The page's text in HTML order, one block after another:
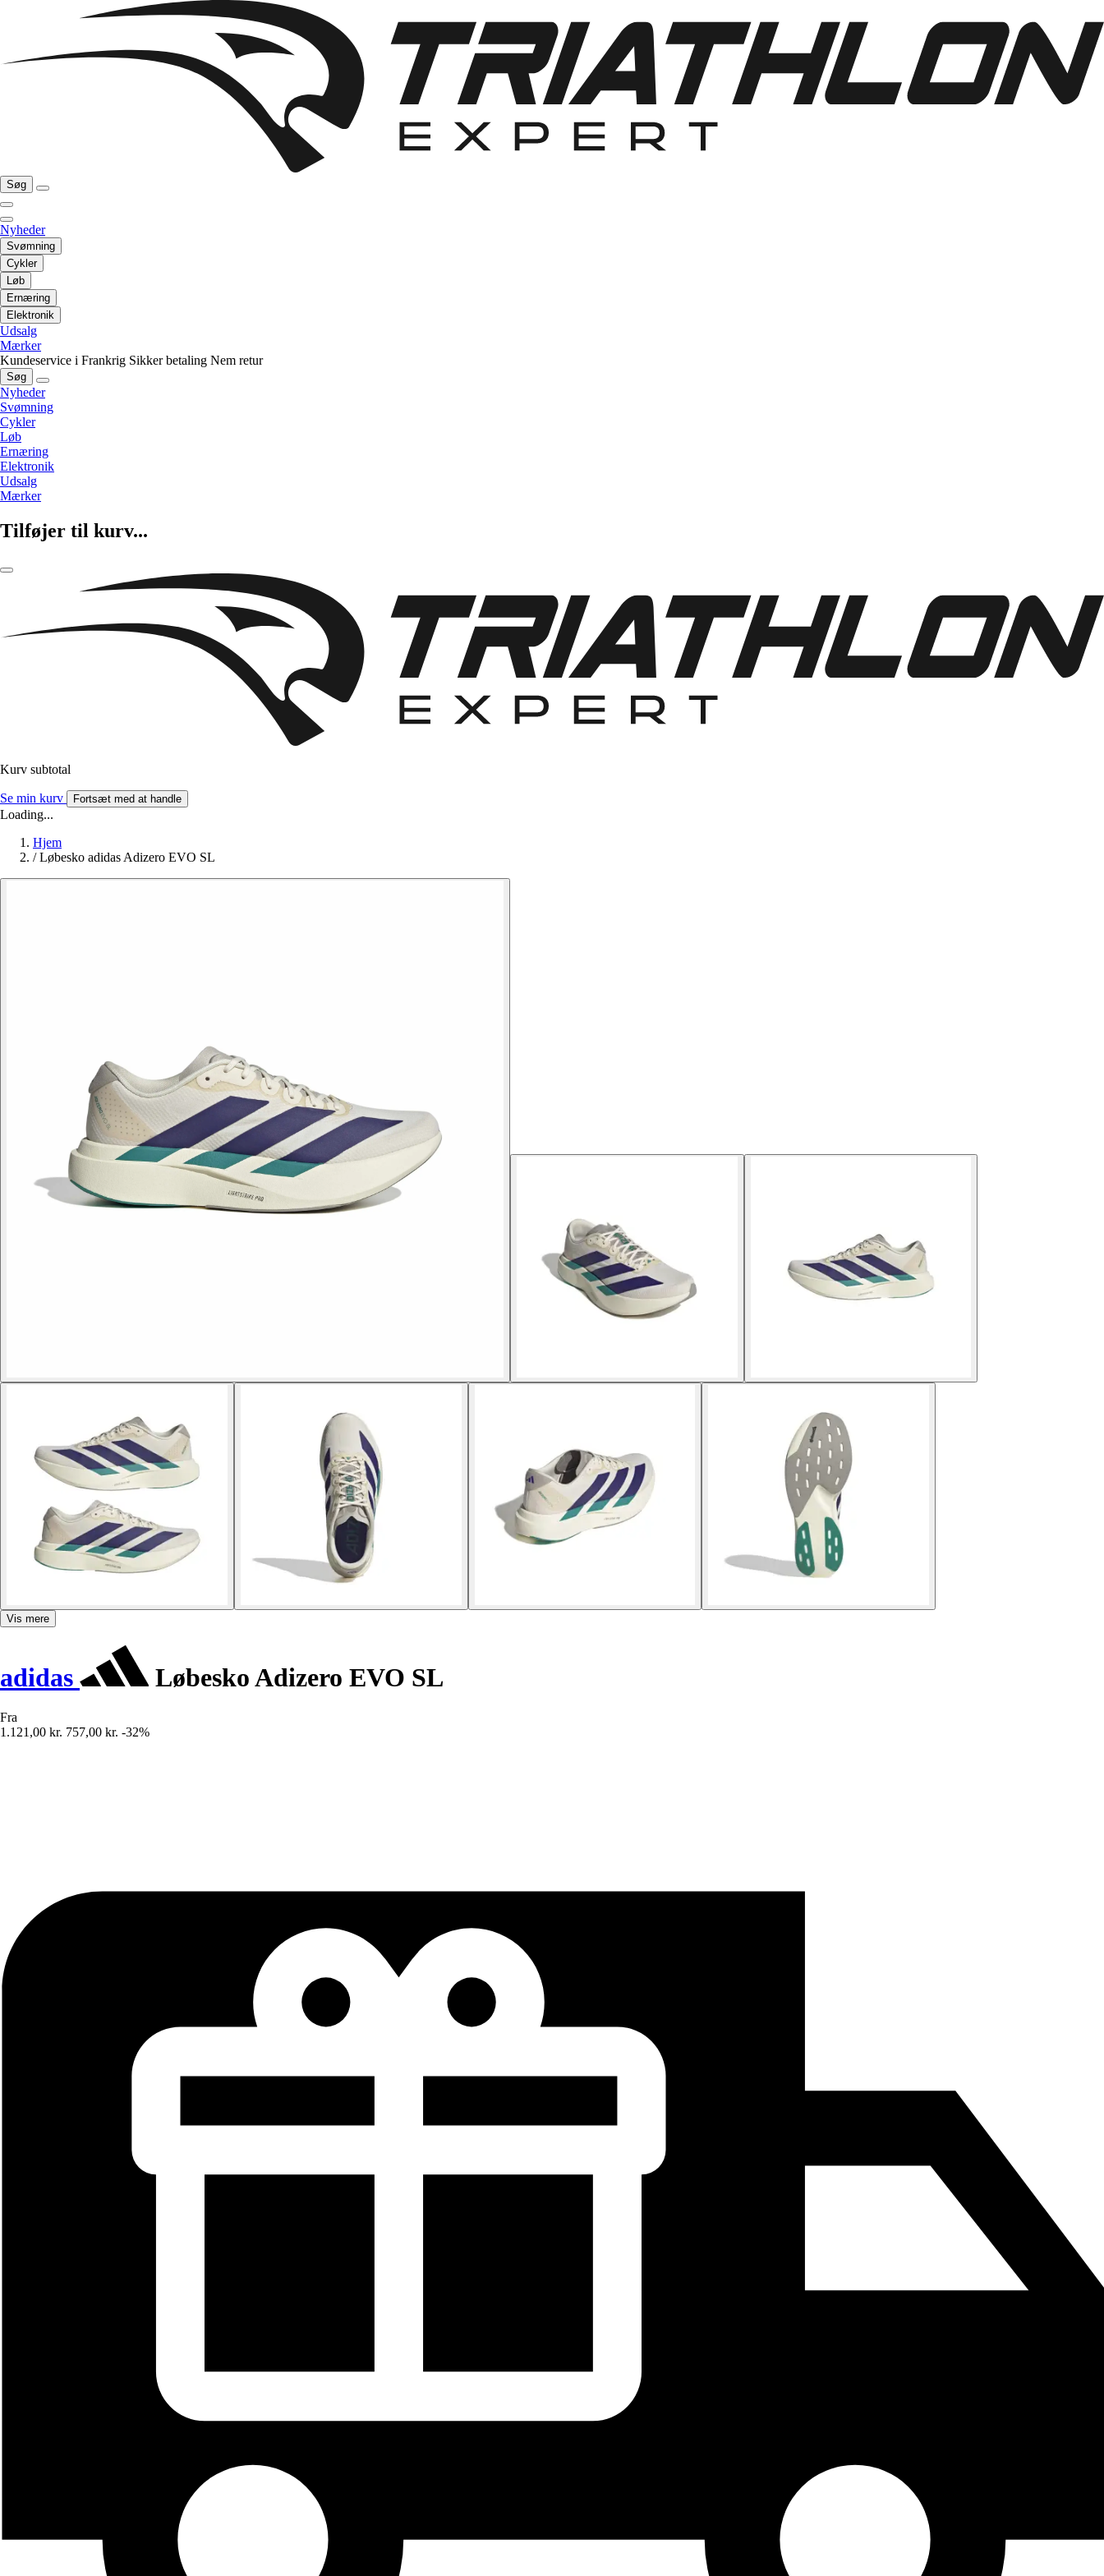
Søg
Nyheder
Svømning
Cykler
Løb
Ernæring
Elektronik
Udsalg
Mærker
Kundeservice i Frankrig Sikker betaling Nem retur
Søg
Nyheder
Svømning
Cykler
Løb
Ernæring
Elektronik
Udsalg
Mærker
Tilføjer til kurv...
Kurv subtotal
Se min kurv Fortsæt med at handle
Loading...
Hjem
/ Løbesko adidas Adizero EVO SL
Vis mere
adidas Løbesko Adizero EVO SL
Fra
1.121,00 kr. 757,00 kr. -32%